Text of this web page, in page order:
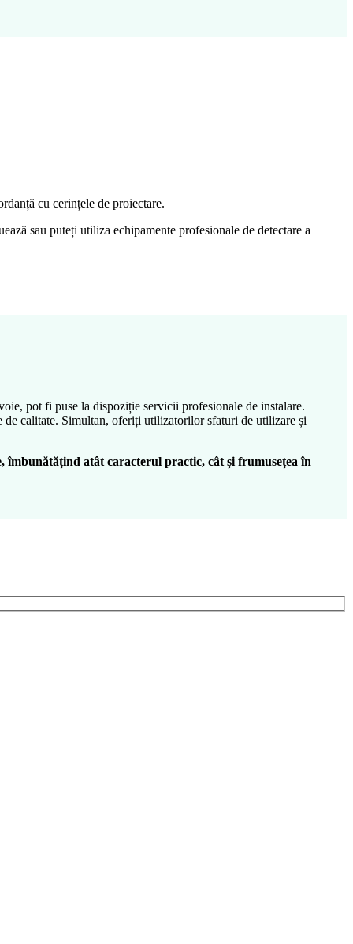
cu cerințele de proiectare.
sau puteți utiliza echipamente profesionale de detectare a
pot fi puse la dispoziție servicii profesionale de instalare.
calitate. Simultan, oferiți utilizatorilor sfaturi de utilizare și
îmbunătățind atât caracterul practic, cât și frumusețea în